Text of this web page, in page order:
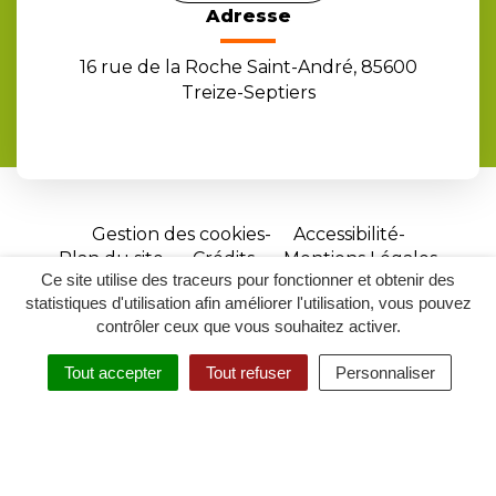
Ce site utilise des traceurs pour fonctionner et obtenir des
statistiques d'utilisation afin améliorer l'utilisation, vous pouvez
contrôler ceux que vous souhaitez activer.
Tout accepter Tout refuser Personnaliser
RECHERCHER
ACCESSIBILITÉ
Adresse
16 rue de la Roche Saint-André, 85600
Treize-Septiers
Gestion des cookies
Accessibilité
Plan du site
Crédits
Mentions Légales
Site
réalisé
par
Inovagora